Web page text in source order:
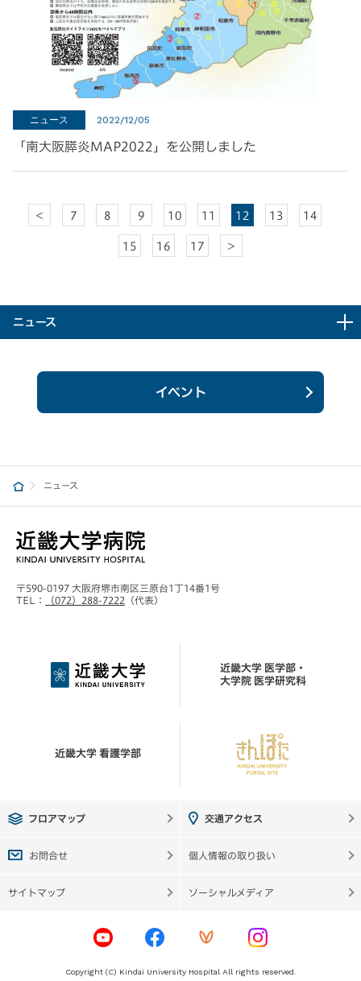
ニュース 2022/12/05
「南大阪膵炎MAP2022」を公開しました
＜ 7 8 9 10 11 12 13 14
15 16 17 ＞
ニュース
イベント
ニュース
〒590-0197 大阪府堺市南区三原台1丁14番1号
TEL：
（072）288-7222 （代表）
フロアマップ 交通アクセス
お問合せ 個人情報の取り扱い
サイトマップ ソーシャルメディア
近畿大学 医学部・
大学院 医学研究科
近畿大学 看護学部
Copyright (C) Kindai University Hospital All rights reserved.